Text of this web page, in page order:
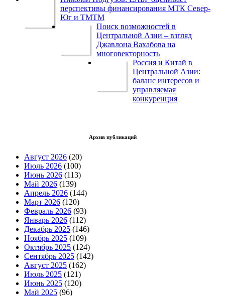
перспективы финансирования МТК Север-
Юг и ТМТМ
Поиск возможностей в
Центральной Азии – взгляд
Джавлона Вахабова на
многовекторность
Россия и Китай в
Центральной Азии:
баланс интересов и
управляемая
конкуренция
Архив публикаций
Август 2026 (20)
Июль 2026 (100)
Июнь 2026 (113)
Май 2026 (139)
Апрель 2026 (144)
Март 2026 (120)
Февраль 2026 (93)
Январь 2026 (112)
Декабрь 2025 (146)
Ноябрь 2025 (109)
Октябрь 2025 (124)
Сентябрь 2025 (142)
Август 2025 (162)
Июль 2025 (121)
Июнь 2025 (120)
Май 2025 (96)